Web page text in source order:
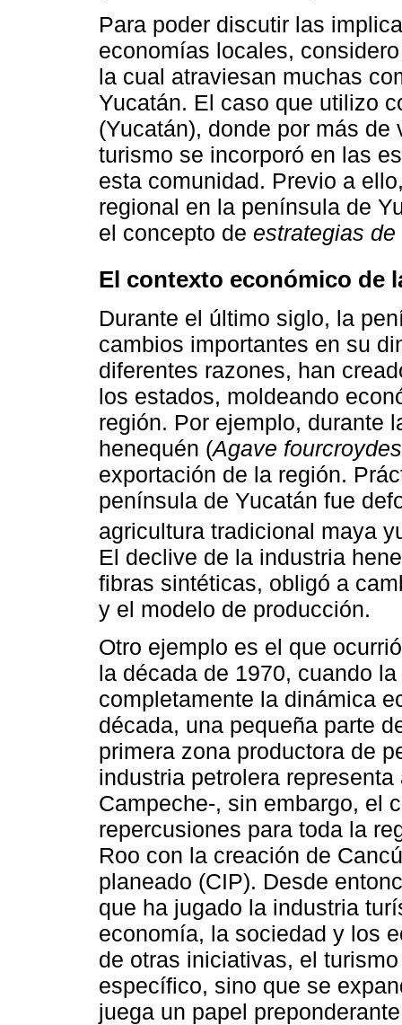
Para poder discutir las
economías locales,
la cual atraviesan muchas
Yucatán. El caso que utilizo
(Yucatán), donde por más
turismo se incorporó en las
esta comunidad. Previo a
regional en la península de
el concepto de estrategias de
El contexto económico de
Durante el último siglo, la
cambios importantes en su
diferentes razones, han
los estados, moldeando
región. Por ejemplo, durante
henequén (Agave
exportación de la región.
península de Yucatán fue
agricultura tradicional maya
El declive de la industria
fibras sintéticas, obligó a
y el modelo de producción.
Otro ejemplo es el que
la década de 1970, cuando
completamente la dinámica
década, una pequeña parte
primera zona productora de
industria petrolera
Campeche-, sin embargo, el
repercusiones para toda la
Roo con la creación de
planeado (CIP). Desde
que ha jugado la industria
economía, la sociedad y los
de otras iniciativas, el
específico, sino que se
juega un papel